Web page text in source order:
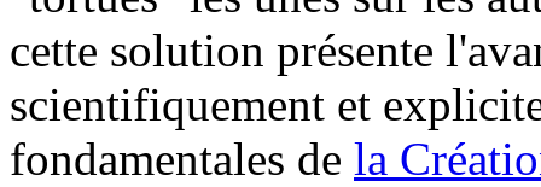
cette solution présente
scientifiquement et
fondamentales de la